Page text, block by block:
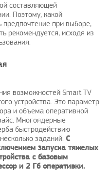
составляющей
Поэтому, какой
предпочтение при выборе,
рекомендуется, исходя из
возможностей Smart TV
устройства. Это параметр
и объема оперативной
Многоядерные
быстродействию
заданий. С
запуска тяжелых
с базовым
и 2 Гб оперативки.